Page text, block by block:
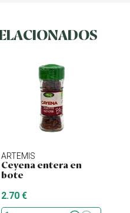
ARTEMIS
Ceyena entera en
bote
2.70 €